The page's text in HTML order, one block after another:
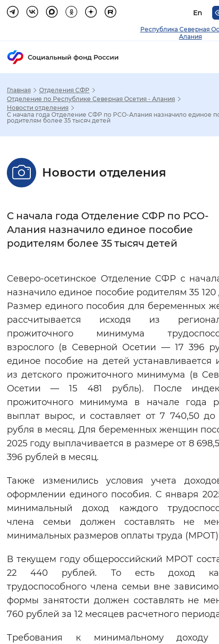
En
Республика Северная
Алания
Настройка режима отображения
Стандартный
Без засечек С засечками
Интервал между буквами
Цвет сайта
Монохромный Инверсивный
Синий фон
Изображения
Включены
Звуковой ассистент
Воспроизвести Остановить
Вернуть стандартные настройки
Главная
Отделения СФР
Отделение по Республике Северная Осетия - Алания
Новости отделения
С начала года Отделение СФР по РСО-Алания назначило единое
родителям более 35 тысяч детей
Новости отделения
С начала года Отделение СФР по РСО-
Алания назначило единое пособие
родителям более 35 тысяч детей
Северо-осетинское Отделение СФР с
назначило единое пособие родителям 35 120
Размер единого пособия для беременных
рассчитывается исходя из
прожиточного минимума
взрослого (в Северной Осетии — 17 396
единое пособие на детей устанавливается
из детского прожиточного минимума (в
Осетии — 15 481 рубль). После
прожиточного минимума в начале года
выплат вырос, и составляет от 7 740,50 до
рубля в месяц. Для беременных женщин
2025 году выплачивается в размере от 8
396 рублей в месяц.
Также изменились условия учета
оформлении единого пособия. С января
минимальный доход каждого
члена семьи должен составлять не
минимальных размеров оплаты труда
В текущем году общероссийский МРОТ
22 440 рублей. То есть доход
трудоспособного члена семьи вне
формы занятости должен составлять не
760 рублей за 12 месяцев расчетного
Требования к минимальному доходу